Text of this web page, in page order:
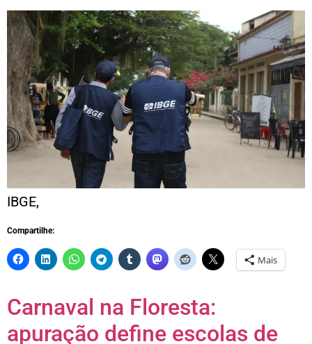
IBGE,
Compartilhe:
Mais
Carnaval na Floresta:
apuração define escolas de